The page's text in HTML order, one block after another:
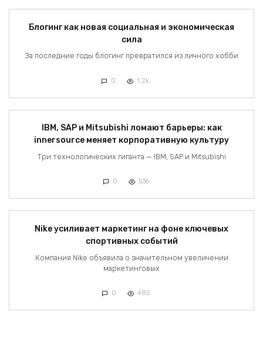
Блогинг как новая социальная и экономическая
сила
За последние годы блогинг превратился из личного хобби
0 1.2k.
IBM, SAP и Mitsubishi ломают барьеры: как
innersource меняет корпоративную культуру
Три технологических гиганта — IBM, SAP и Mitsubishi
0 536
Nike усиливает маркетинг на фоне ключевых
спортивных событий
Компания Nike объявила о значительном увеличении
маркетинговых
0 482